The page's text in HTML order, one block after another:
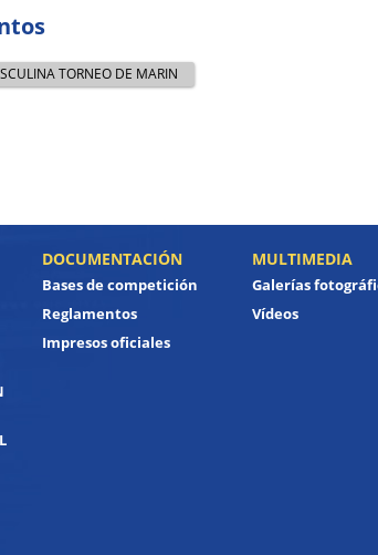
TORNEO DE MARIN
DOCUMENTACIÓN
Bases de competición
Reglamentos
Impresos oficiales
MULTIMEDIA
Galerías
Vídeos